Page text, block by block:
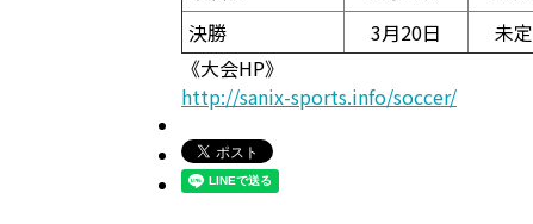
決勝
3月20日 未定
《大会HP》
http://sanix-sports.info/soccer/